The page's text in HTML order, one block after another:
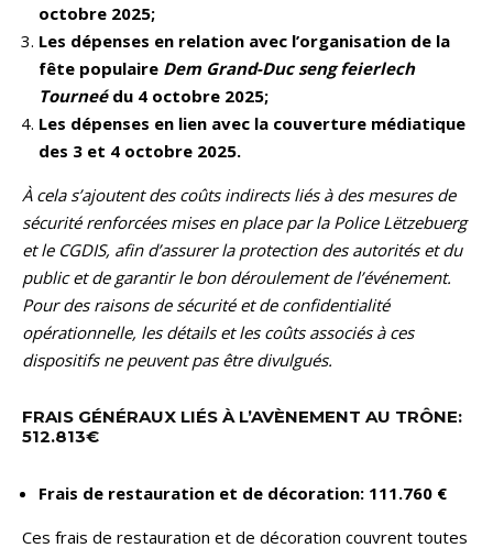
octobre 2025;
Les dépenses en relation avec l’organisation de la
fête populaire Dem Grand-Duc seng feierlech
Tourneédu 4 octobre 2025;
Les dépenses en lien avec la couverture médiatique
des 3 et 4 octobre 2025.
À cela s’ajoutent des coûts indirects liés à des mesures de
sécurité renforcées mises en place par la Police Lëtzebuerg
et le CGDIS, afin d’assurer la protection des autorités et du
public et de garantir le bon déroulement de l’événement.
Pour des raisons de sécurité et de confidentialité
opérationnelle, les détails et les coûts associés à ces
dispositifs ne peuvent pas être divulgués.
FRAIS GÉNÉRAUX LIÉS À L’AVÈNEMENT AU TRÔNE:
512.813€
Frais de restauration et de décoration: 111.760 €
Ces frais de restauration et de décoration couvrent toutes